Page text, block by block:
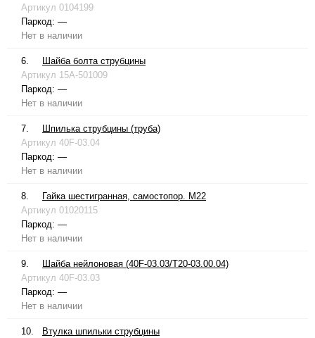
Артикул 0104199
Паркод: —
Нет в наличии
6.
Шайба болта струбцины
Артикул 15A-501009
Паркод: —
Нет в наличии
7.
Шпилька струбцины (труба)
Артикул 40F-03.04
Паркод: —
Нет в наличии
8.
Гайка шестигранная, самостопор. М22
Артикул 01020115
Паркод: —
Нет в наличии
9.
Шайба нейлоновая (40F-03.03/T20-03.00.04)
Артикул 40F-03.03
Паркод: —
Нет в наличии
10.
Втулка шпильки струбцины